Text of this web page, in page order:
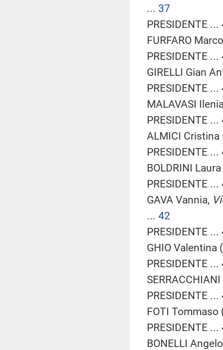
... 37
PRESIDENTE ...
FURFARO
PRESIDENTE ...
GIRELLI Gian
PRESIDENTE ...
MALAVASI
PRESIDENTE ...
ALMICI
PRESIDENTE ...
BOLDRINI
PRESIDENTE ...
GAVA Vannia,
... 42
PRESIDENTE ...
GHIO Valentina
PRESIDENTE ...
PRESIDENTE ...
FOTI Tommaso
PRESIDENTE ...
BONELLI